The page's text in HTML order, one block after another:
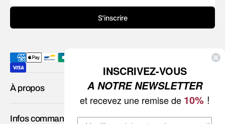
S'inscrire
À propos
Infos commande
INSCRIVEZ-VOUS
A NOTRE NEWSLETTER
et recevez une remise de 10%!